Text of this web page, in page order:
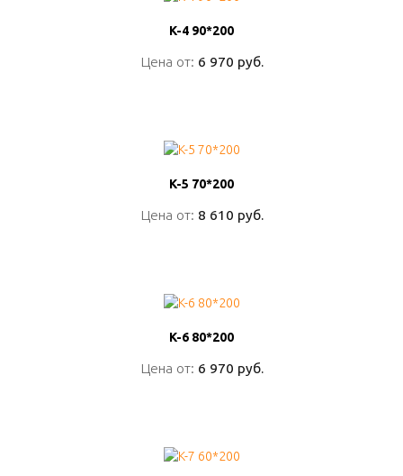
K-4 90*200
Цена от: 6 970 руб.
K-4 90*200
Цена от: 6 970 руб.
K-5 70*200
Цена от: 8 610 руб.
K-5 70*200
Цена от: 8 610 руб.
K-6 80*200
Цена от: 6 970 руб.
K-6 80*200
Цена от: 6 970 руб.